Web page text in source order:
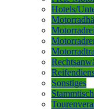
Hotels/
Sonstiges